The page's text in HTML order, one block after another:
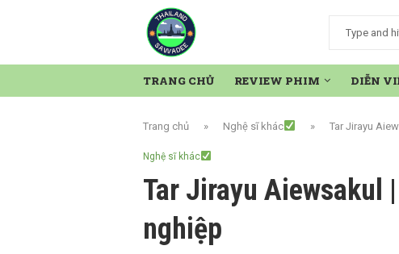
TRANG CHỦ REVIEW PHIM DIỄN
Trang chủ » Nghệ sĩ khác » Tar Jirayu
Nghệ sĩ khác
Tar Jirayu Aiewsakul
nghiệp